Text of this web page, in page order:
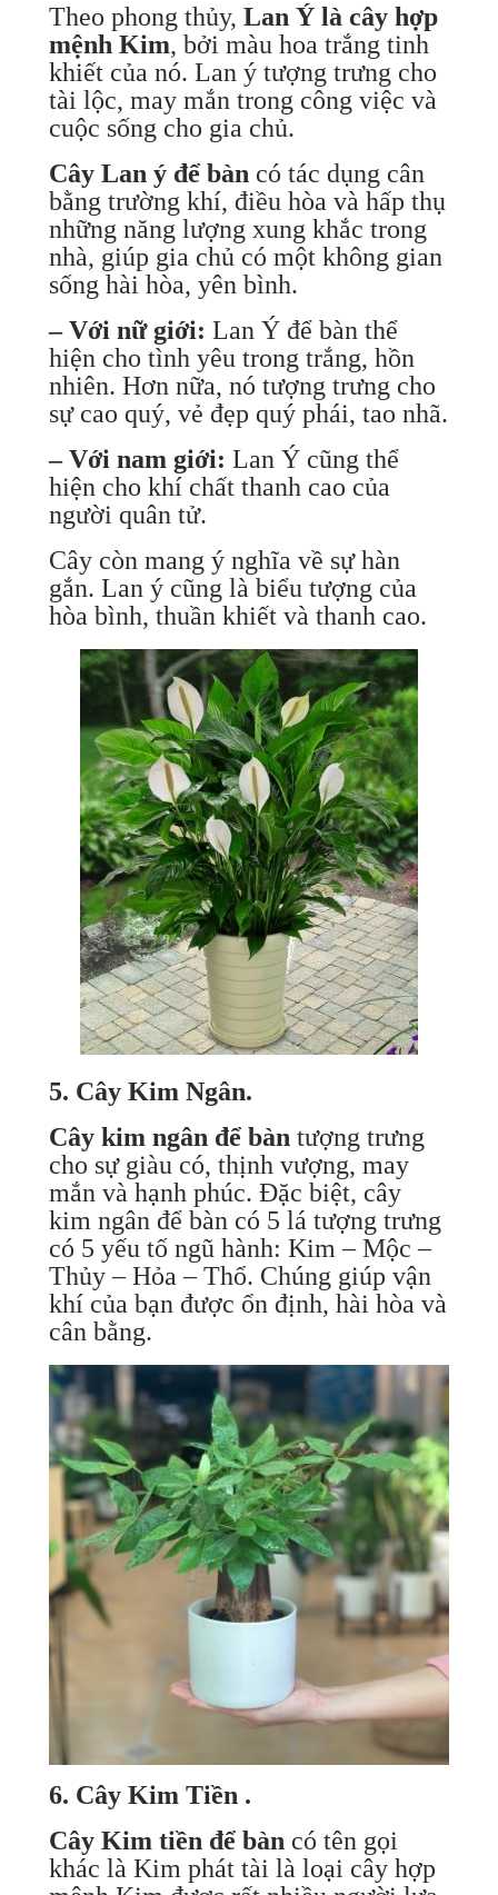
Theo phong thủy, Lan Ý là cây hợp
mệnh Kim, bởi màu hoa trắng tinh
khiết của nó. Lan ý tượng trưng cho
tài lộc, may mắn trong công việc và
cuộc sống cho gia chủ.
Cây Lan ý để bàn có tác dụng cân
bằng trường khí, điều hòa và hấp thụ
những năng lượng xung khắc trong
nhà, giúp gia chủ có một không gian
sống hài hòa, yên bình.
– Với nữ giới: Lan Ý để bàn thể
hiện cho tình yêu trong trắng, hồn
nhiên. Hơn nữa, nó tượng trưng cho
sự cao quý, vẻ đẹp quý phái, tao nhã.
– Với nam giới: Lan Ý cũng thể
hiện cho khí chất thanh cao của
người quân tử.
Cây còn mang ý nghĩa về sự hàn
gắn. Lan ý cũng là biểu tượng của
hòa bình, thuần khiết và thanh cao.
5. Cây Kim Ngân.
Cây kim ngân để bàn tượng trưng
cho sự giàu có, thịnh vượng, may
mắn và hạnh phúc. Đặc biệt, cây
kim ngân để bàn có 5 lá tượng trưng
có 5 yếu tố ngũ hành: Kim – Mộc –
Thủy – Hỏa – Thổ. Chúng giúp vận
khí của bạn được ổn định, hài hòa và
cân bằng.
6. Cây Kim Tiền .
Cây Kim tiền để bàn có tên gọi
khác là Kim phát tài là loại cây hợp